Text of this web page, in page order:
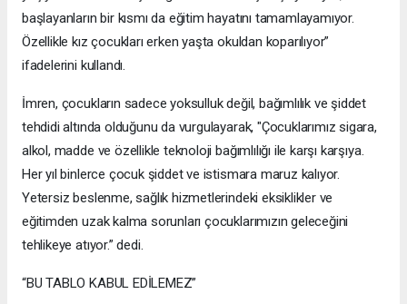
başlayanların bir kısmı da eğitim hayatını tamamlayamıyor.
Özellikle kız çocukları erken yaşta okuldan koparılıyor”
ifadelerini kullandı.
İmren, çocukların sadece yoksulluk değil, bağımlılık ve şiddet
tehdidi altında olduğunu da vurgulayarak, "Çocuklarımız sigara,
alkol, madde ve özellikle teknoloji bağımlılığı ile karşı karşıya.
Her yıl binlerce çocuk şiddet ve istismara maruz kalıyor.
Yetersiz beslenme, sağlık hizmetlerindeki eksiklikler ve
eğitimden uzak kalma sorunları çocuklarımızın geleceğini
tehlikeye atıyor.” dedi.
“BU TABLO KABUL EDİLEMEZ”